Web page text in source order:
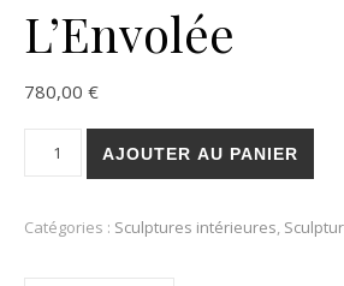
L’Envolée
780,00 €
quantité de L'Envolée
AJOUTER AU PANIER
Catégories : Sculptures intérieures,